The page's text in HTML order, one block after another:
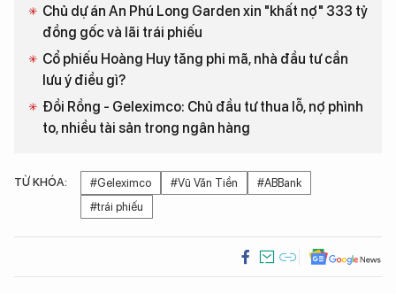
Chủ dự án An Phú Long Garden xin "khất nợ" 333 tỷ
đồng gốc và lãi trái phiếu
Cổ phiếu Hoàng Huy tăng phi mã, nhà đầu tư cần
lưu ý điều gì?
Đồi Rồng - Geleximco: Chủ đầu tư thua lỗ, nợ phình
to, nhiều tài sản trong ngân hàng
TỪ KHÓA: #Geleximco #Vũ Văn Tiền
#ABBank
#trái phiếu